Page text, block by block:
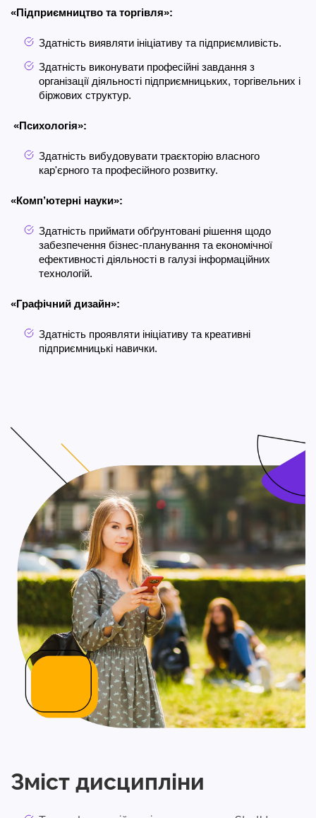
«Підприємництво та торгівля»:
Здатність виявляти ініціативу та підприємливість.
Здатність виконувати професійні завдання з
організації діяльності підприємницьких, торгівельних і
біржових структур.
«Психологія»:
Здатність вибудовувати траєкторію власного
кар'єрного та професійного розвитку.
«Комп’ютерні науки»:
Здатність приймати обґрунтовані рішення щодо
забезпечення бізнес-планування та економічної
ефективності діяльності в галузі інформаційних
технологій.
«Графічний дизайн»:
Здатність проявляти ініціативу та креативні
підприємницькі навички.
Зміст дисципліни